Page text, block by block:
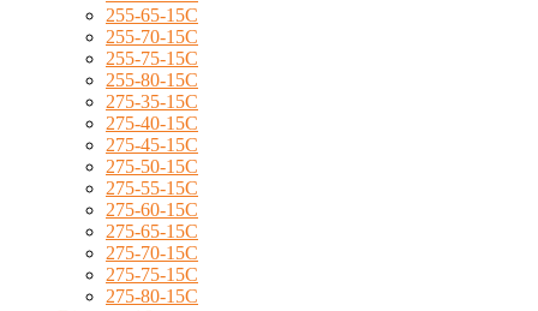
255-65-15C
255-70-15C
255-75-15C
255-80-15C
275-35-15C
275-40-15C
275-45-15C
275-50-15C
275-55-15C
275-60-15C
275-65-15C
275-70-15C
275-75-15C
275-80-15C